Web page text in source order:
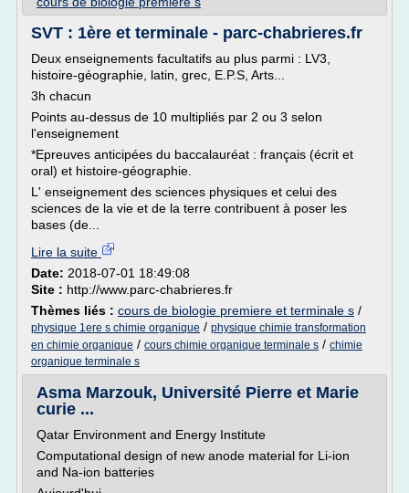
SVT : 1ère et terminale - parc-chabrieres.fr
Deux enseignements facultatifs au plus parmi : LV3,
histoire-géographie, latin, grec, E.P.S, Arts...
3h chacun
Points au-dessus de 10 multipliés par 2 ou 3 selon
l'enseignement
*Epreuves anticipées du baccalauréat : français (écrit et
oral) et histoire-géographie.
L' enseignement des sciences physiques et celui des
sciences de la vie et de la terre contribuent à poser les
bases (de...
Lire la suite
Date: 2018-07-01 18:49:08
Site : http://www.parc-chabrieres.fr
Thèmes liés : cours de biologie premiere et terminale s /
physique 1ere s chimie organique / physique chimie transformation
en chimie organique / cours chimie organique terminale s / chimie
organique terminale s
Asma Marzouk, Université Pierre et Marie
curie ...
Qatar Environment and Energy Institute
Computational design of new anode material for Li-ion
and Na-ion batteries